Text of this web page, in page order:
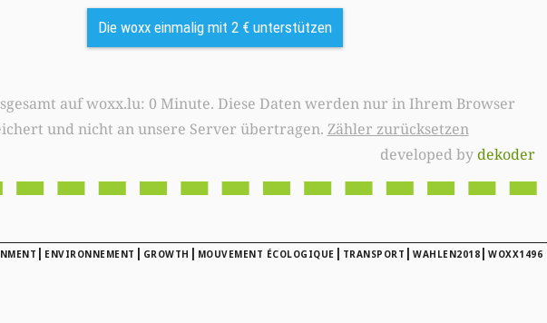
Die woxx einmalig mit 2 € unterstützen
0 Minute. Diese Daten werden nur in Ihrem Browser
und nicht an unsere Server übertragen. Zähler zurücksetzen
developed bydekoder
| ENVIRONNEMENT | GROWTH | MOUVEMENT ÉCOLOGIQUE | TRANSPORT | WAHLEN2018 | WOXX1496